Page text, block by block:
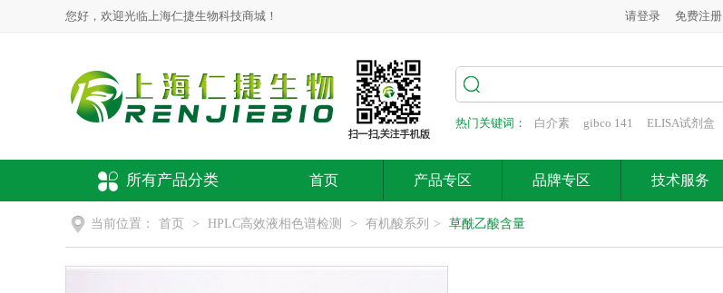
您好，欢迎光临上海仁捷生物科技商城！ 请登录 免费注册
热门关键词： 白介素 gibco 141 ELISA试剂盒
所有产品分类 首页 产品专区 品牌专区 技术服务
当前位置： 首页 > HPLC高效液相色谱检测 > 有机酸系列 > 草酰乙酸含量